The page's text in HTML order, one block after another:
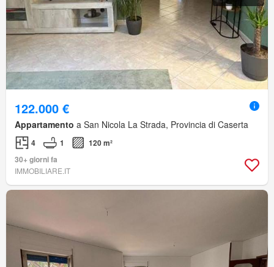
122.000 €
Appartamento a San Nicola La Strada, Provincia di Caserta
4 1
120 m²
30+ giorni fa
IMMOBILIARE.IT